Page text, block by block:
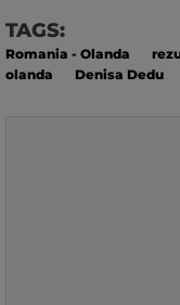
TAGS:
Romania - Olanda
olanda
Denisa Dedu